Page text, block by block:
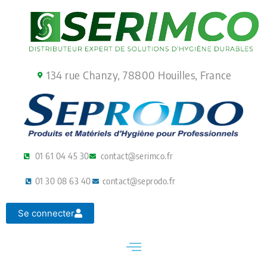
134 rue Chanzy, 78800 Houilles, France
01 61 04 45 30 contact@serimco.fr
01 30 08 63 40 contact@seprodo.fr
Se connecter